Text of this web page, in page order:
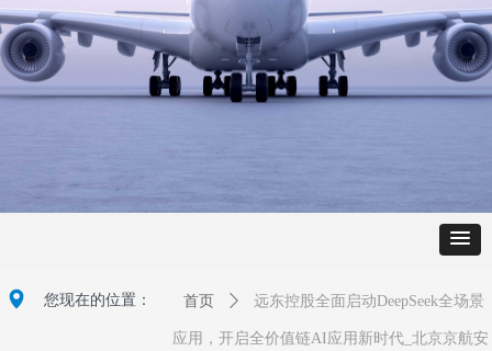
넹 您现在的位置： 首页 ꄲ 远东控股全面启动DeepSeek全场景
应用，开启全价值链AI应用新时代_北京京航安